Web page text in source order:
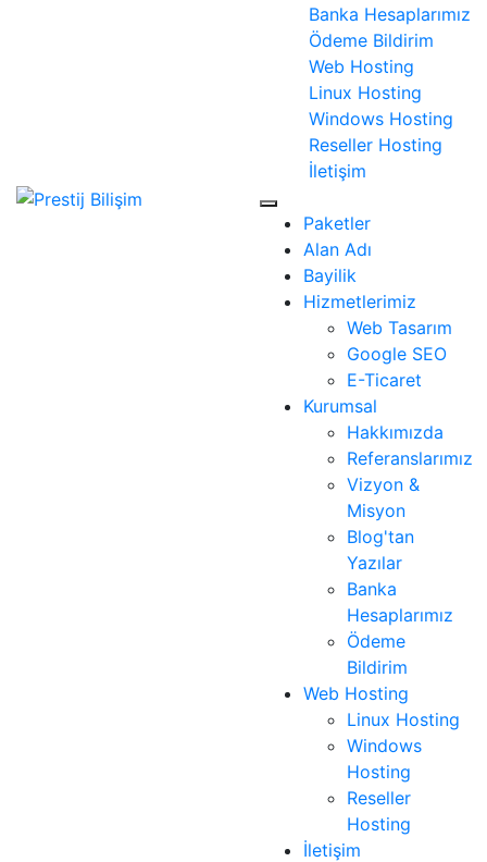
Banka Hesaplarımız
Ödeme Bildirim
Web Hosting
Linux Hosting
Windows Hosting
Reseller Hosting
İletişim
Paketler
Alan Adı
Bayilik
Hizmetlerimiz
Web Tasarım
Google SEO
E-Ticaret
Kurumsal
Hakkımızda
Referanslarımız
Vizyon &
Misyon
Blog'tan
Yazılar
Banka
Hesaplarımız
Ödeme
Bildirim
Web Hosting
Linux Hosting
Windows
Hosting
Reseller
Hosting
İletişim